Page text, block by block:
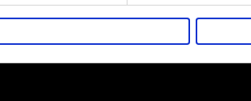
透過社群網站了解您的喜好，並為您推薦